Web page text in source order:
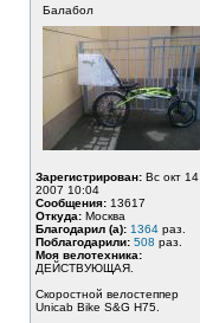
Балабол
Зарегистрирован: Вс окт 14
2007 10:04
Сообщения: 13617
Откуда: Москва
Благодарил (а): 1364 раз.
Поблагодарили: 508 раз.
Моя велотехника:
ДЕЙСТВУЮЩАЯ.
Скоростной велостеппер
Unicab Bike S&G Н75.